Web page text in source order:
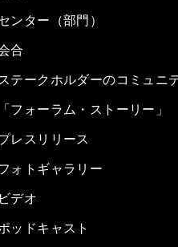
ンター（部門）
合
テークホルダーのコミュニ
「フォーラム・ストーリー」
レスリリース
ォトギャラリー
ビデオ
ッドキャスト